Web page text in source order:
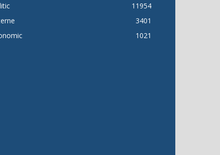
11954
3401
1021